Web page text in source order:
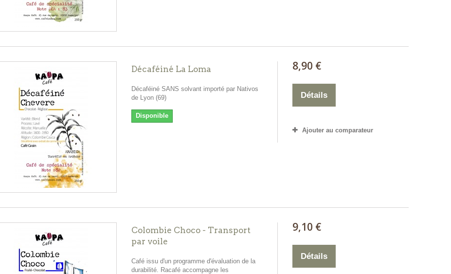
Décaféiné La Loma
Décaféiné SANS solvant importé par Nativos
de Lyon (69)
Disponible
8,90 €
Détails
Ajouter au comparateur
Colombie Choco - Transport
par voile
Café issu d'un programme d'évaluation de la
durabilité. Racafé accompagne les
9,10 €
Détails